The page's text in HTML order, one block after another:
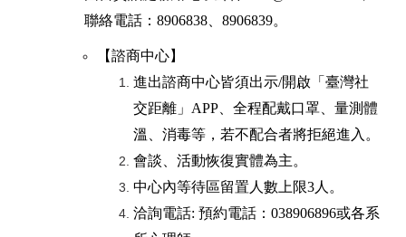
聯絡電話：8906838、8906839。
【諮商中心】
進出諮商中心皆須出示/開啟「臺灣社
交距離」APP、全程配戴口罩、量測體
溫、消毒等，若不配合者將拒絕進入。
會談、活動恢復實體為主。
中心內等待區留置人數上限3人。
洽詢電話: 預約電話：038906896或各系